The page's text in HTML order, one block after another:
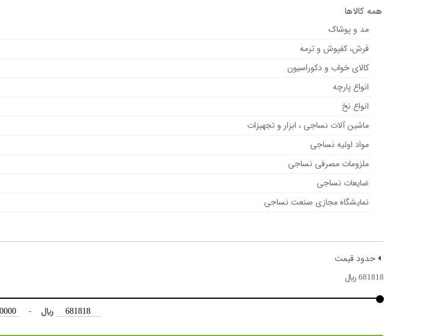
همه کالاها
مد و پوشاک
فرش، کفپوش و ترمه
کالای خواب و دکوراسیون
انواع پارچه
انواع نخ
ماشین آلات نساجی ، ابزار و تجهیزات
مواد اولیه نساجی
ملزومات مصرفی نساجی
ضایعات نساجی
نمایشگاه مجازی صنعت نساجی
حدود قیمت
681818 ﷼
﷼ -